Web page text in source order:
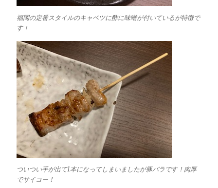
福岡の定番スタイルのキャベツに酢に味噌が付いているが特徴で
す！
ついつい手が出て1本になってしまいましたが豚バラです！肉厚
でサイコー！